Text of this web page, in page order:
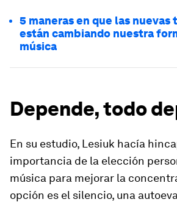
5 maneras en que las nuevas
están cambiando nuestra
música
Depende, todo
En su estudio, Lesiuk hacía
importancia de la elección
música para mejorar la
opción es el silencio, una